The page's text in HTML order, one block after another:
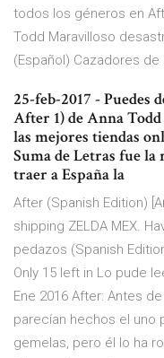
todos los géneros en
Todd Maravilloso
(Español) Cazadores
25-feb-2017 - Puedes
After 1) de Anna
las mejores tiendas
Suma de Letras fue la
traer a España la
After (Spanish Edition)
shipping ZELDA MEX.
pedazos (Spanish
Only 15 left in Lo pude
Ene 2016 After: Antes
parecían hechos el uno
gemelas, pero él lo ha